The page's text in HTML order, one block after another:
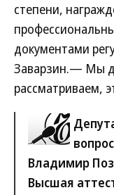
степени,
документами
Заварзин.— Мы
рассматриваем,
Владимир
Высшая